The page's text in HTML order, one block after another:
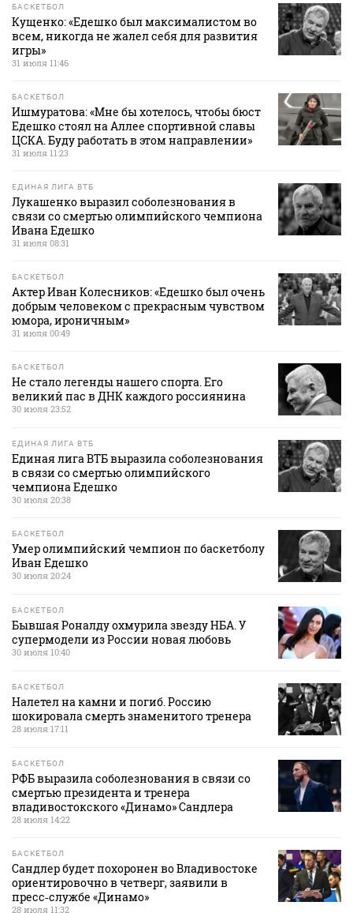
БАСКЕТБОЛ
Кущенко: «Едешко был максималистом во
всем, никогда не жалел себя для развития
игры»
31 июля 11:46
БАСКЕТБОЛ
Ишмуратова: «Мне бы хотелось, чтобы бюст
Едешко стоял на Аллее спортивной славы
ЦСКА. Буду работать в этом направлении»
31 июля 11:23
ЕДИНАЯ ЛИГА ВТБ
Лукашенко выразил соболезнования в
связи со смертью олимпийского чемпиона
Ивана Едешко
31 июля 08:31
БАСКЕТБОЛ
Актер Иван Колесников: «Едешко был очень
добрым человеком с прекрасным чувством
юмора, ироничным»
31 июля 00:49
БАСКЕТБОЛ
Не стало легенды нашего спорта. Его
великий пас в ДНК каждого россиянина
30 июля 23:52
ЕДИНАЯ ЛИГА ВТБ
Единая лига ВТБ выразила соболезнования
в связи со смертью олимпийского
чемпиона Едешко
30 июля 20:38
БАСКЕТБОЛ
Умер олимпийский чемпион по баскетболу
Иван Едешко
30 июля 20:24
БАСКЕТБОЛ
Бывшая Роналду охмурила звезду НБА. У
супермодели из России новая любовь
30 июля 10:40
БАСКЕТБОЛ
Налетел на камни и погиб. Россию
шокировала смерть знаменитого тренера
28 июля 17:11
БАСКЕТБОЛ
РФБ выразила соболезнования в связи со
смертью президента и тренера
владивостокского «Динамо» Сандлера
28 июля 14:22
БАСКЕТБОЛ
Сандлер будет похоронен во Владивостоке
ориентировочно в четверг, заявили в
пресс‑службе «Динамо»
28 июля 11:32